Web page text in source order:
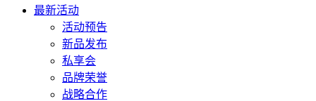
最新活动
活动预告
新品发布
私享会
品牌荣誉
战略合作